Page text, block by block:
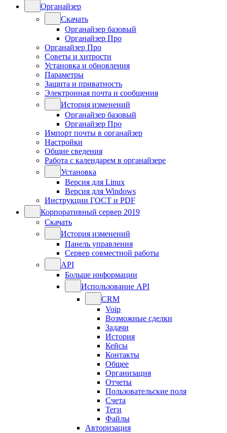
Органайзер
Скачать
Органайзер базовый
Органайзер Про
Органайзер Про
Советы и хитрости
Установка и обновления
Параметры
Защита и приватность
Электронная почта и сообщения
История изменений
Органайзер базовый
Органайзер Про
Импорт почты в органайзер
Настройки
Общие сведения
Работа с календарем в органайзере
Установка
Версия для Linux
Версия для Windows
Инструкции ГОСТ и PDF
Корпоративный сервер 2019
Скачать
История изменений
Панель управления
Сервер совместной работы
API
Больше информации
Использование API
CRM
Voip
Возможные сделки
Задачи
История
Кейсы
Контакты
Общее
Организация
Отчеты
Пользовательские поля
Счета
Теги
Файлы
Авторизация